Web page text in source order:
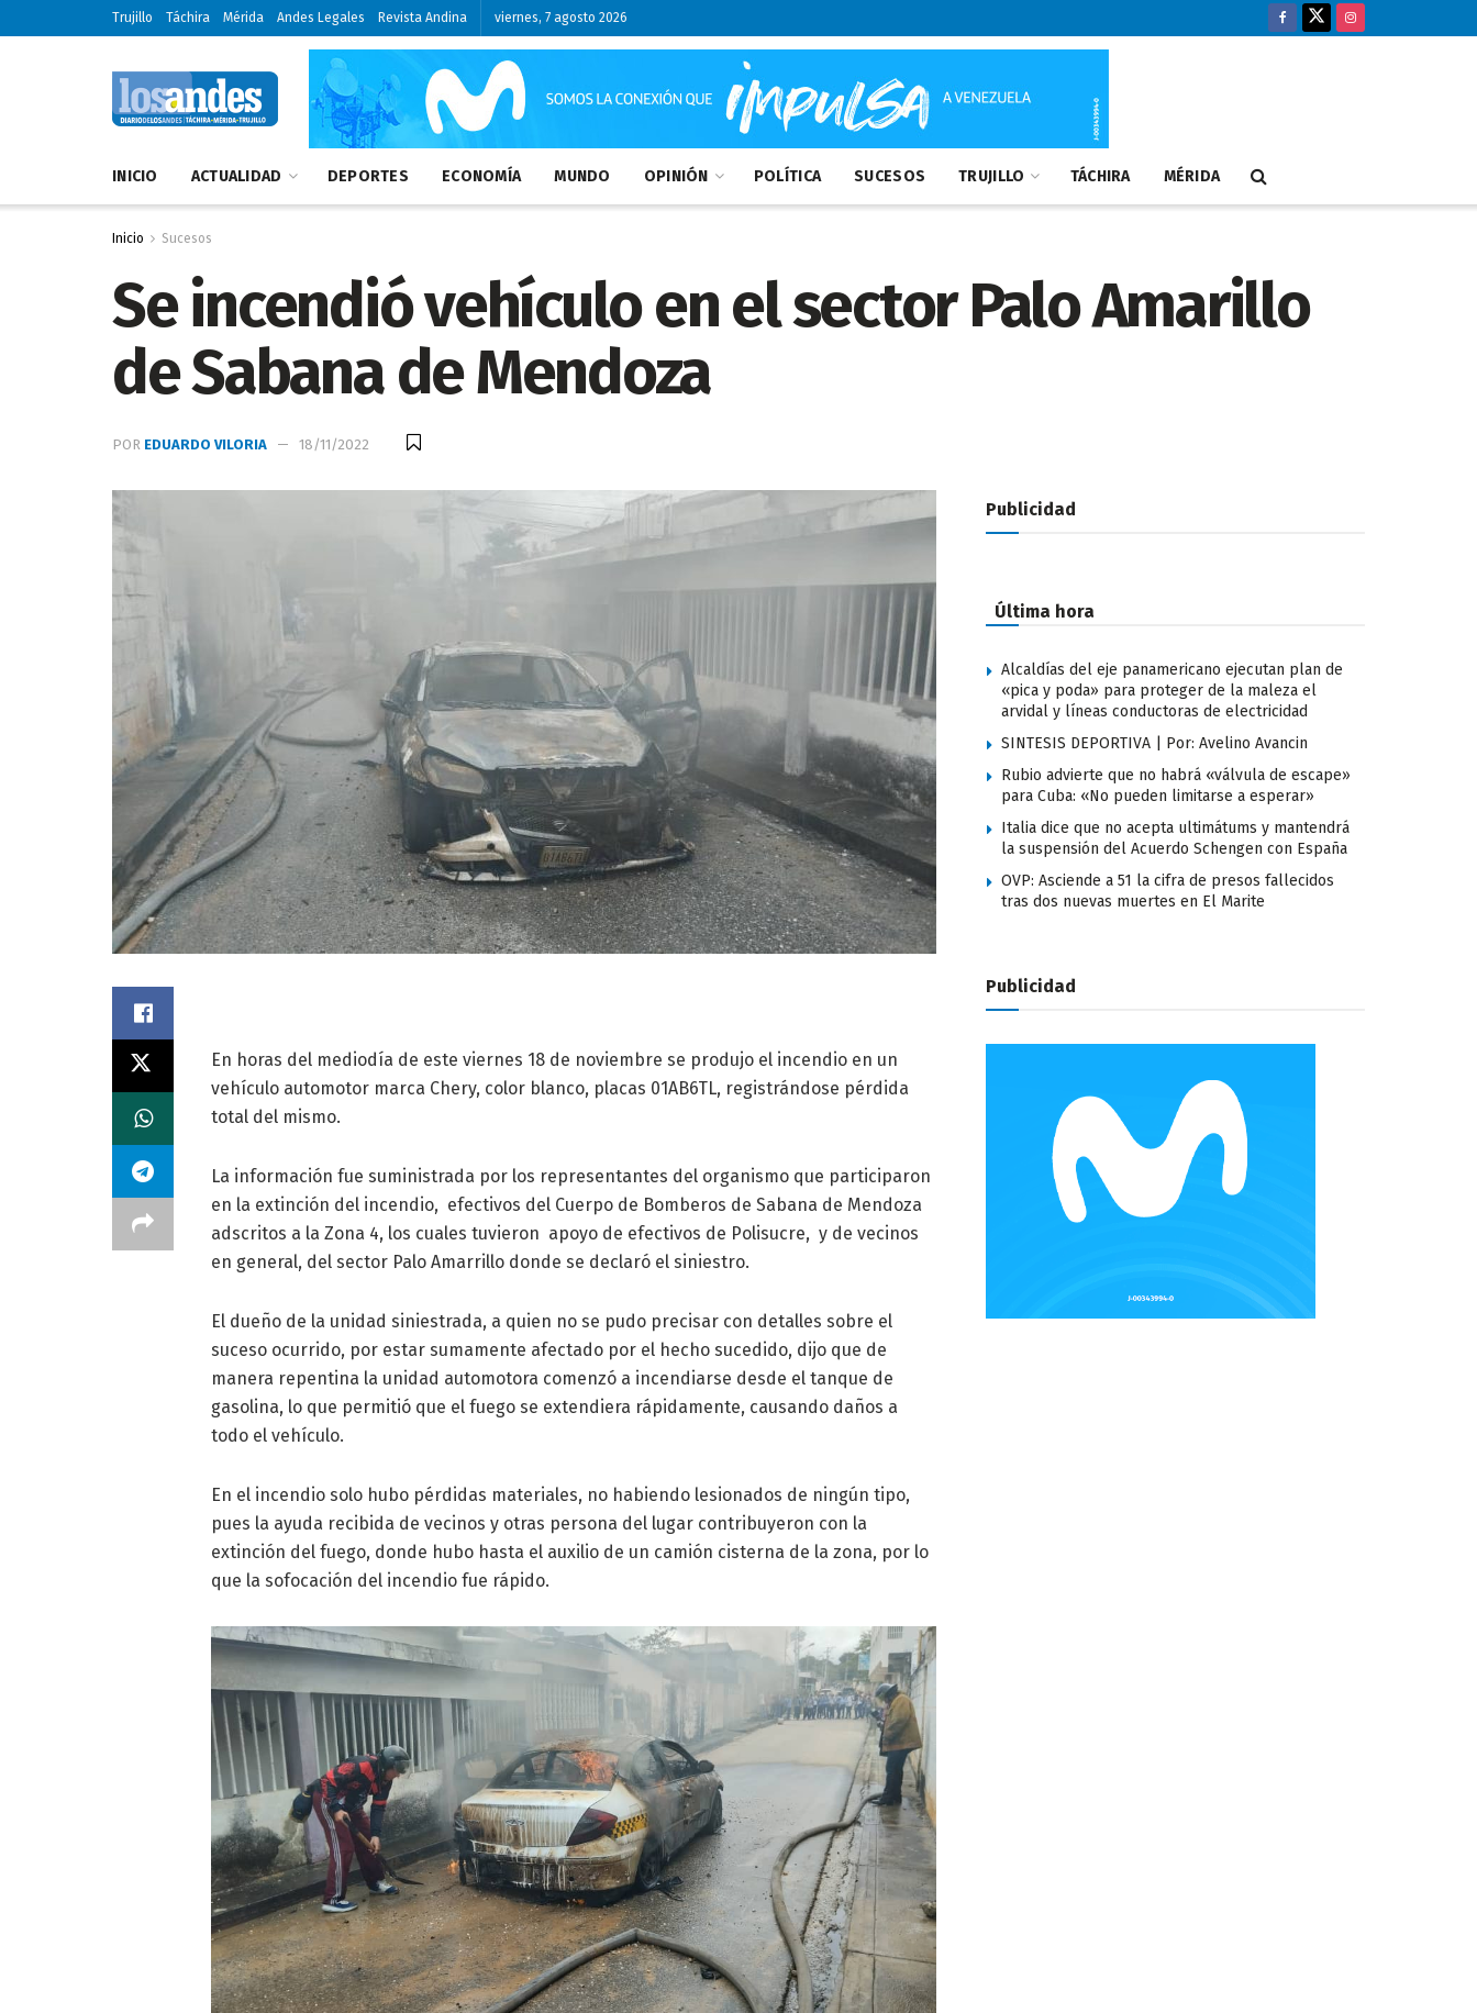
Trujillo Táchira Mérida Andes Legales Revista Andina viernes, 7 agosto 2026
INICIO ACTUALIDAD DEPORTES ECONOMÍA MUNDO OPINIÓN POLÍTICA SUCESOS TRUJILLO TÁCHIRA MÉRIDA
Inicio Sucesos
Se incendió vehículo en el sector Palo Amarillo
de Sabana de Mendoza
POR EDUARDO VILORIA 18/11/2022
En horas del mediodía de este viernes 18 de noviembre se produjo el incendio en un
vehículo automotor marca Chery, color blanco, placas 01AB6TL, registrándose pérdida
total del mismo.
La información fue suministrada por los representantes del organismo que participaron
en la extinción del incendio, efectivos del Cuerpo de Bomberos de Sabana de Mendoza
adscritos a la Zona 4, los cuales tuvieron apoyo de efectivos de Polisucre, y de vecinos
en general, del sector Palo Amarrillo donde se declaró el siniestro.
El dueño de la unidad siniestrada, a quien no se pudo precisar con detalles sobre el
suceso ocurrido, por estar sumamente afectado por el hecho sucedido, dijo que de
manera repentina la unidad automotora comenzó a incendiarse desde el tanque de
gasolina, lo que permitió que el fuego se extendiera rápidamente, causando daños a
todo el vehículo.
En el incendio solo hubo pérdidas materiales, no habiendo lesionados de ningún tipo,
pues la ayuda recibida de vecinos y otras persona del lugar contribuyeron con la
extinción del fuego, donde hubo hasta el auxilio de un camión cisterna de la zona, por lo
que la sofocación del incendio fue rápido.
Publicidad
Última hora
Alcaldías del eje panamericano ejecutan plan de
«pica y poda» para proteger de la maleza el
arvidal y líneas conductoras de electricidad
SINTESIS DEPORTIVA | Por: Avelino Avancin
Rubio advierte que no habrá «válvula de escape»
para Cuba: «No pueden limitarse a esperar»
Italia dice que no acepta ultimátums y mantendrá
la suspensión del Acuerdo Schengen con España
OVP: Asciende a 51 la cifra de presos fallecidos
tras dos nuevas muertes en El Marite
Publicidad